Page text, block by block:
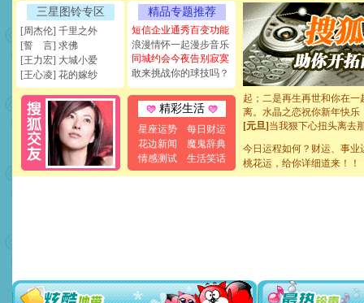
三星图铃专区
[周杰伦] 千里之外
[誓 言] 求佛
[王力宏] 大城小爱
[王心凌] 花的嫁纱
精品专题推荐
短信企业通秀百变功能
浪漫情怀一起漫步音乐
同城约会今夜告别寂寞
敢来挑战你的球技吗？
精彩生活
星座运势
每日财运
花边新闻
魔鬼辞典
情感测试
生活笑话
[圣诞节]奉上一颗祝福的心,
如意,快乐,鲜花,一切美好的
[元旦]看到你我会触电；看
断电。爱你是我职业，想
你是我专业！水晶之恋祝你
[元旦]如果上天让我许三个
起；二是再生再世和你在
离。水晶之恋祝你新年快乐
[元旦]当我狠下心扭头离去
泣，这痛楚让我明白我多
卖了。水晶之恋祝你新年快
[春节]风柔雨润好月圆，半
[圣诞节]不只这样的日子才
能正大光明地骚扰你,告诉
今日运程如何？财运、事业
桃花运，给你详细道来！！